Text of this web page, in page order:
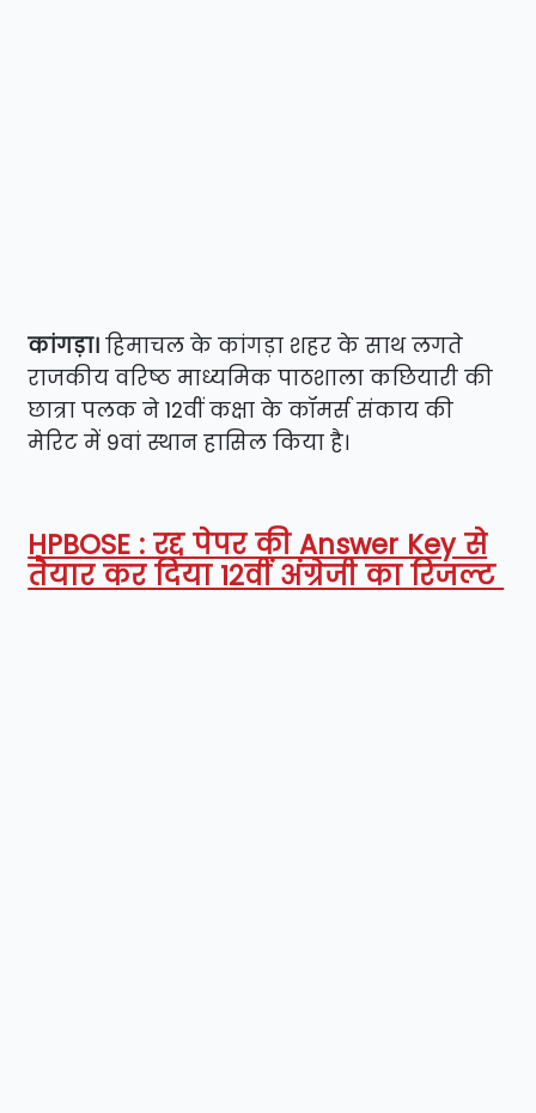
कांगड़ा।हिमाचल के कांगड़ा शहर के साथ लगते
राजकीय वरिष्ठ माध्यमिक पाठशाला कछियारी की
छात्रा पलक ने 12वीं कक्षा के कॉमर्स संकाय की
मेरिट में 9वां स्थान हासिल किया है।
HPBOSE : रद्द पेपर की Answer Key से
तैयार कर दिया 12वीं अंग्रेजी का रिजल्ट